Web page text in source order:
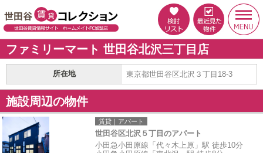
ファミリーマート 世田谷北沢三丁目店
所在地 東京都世田谷区北沢３丁目18-3
施設周辺の物件
賃貸｜アパート
世田谷区北沢５丁目のアパート
小田急小田原線「代々木上原」駅 徒歩10分